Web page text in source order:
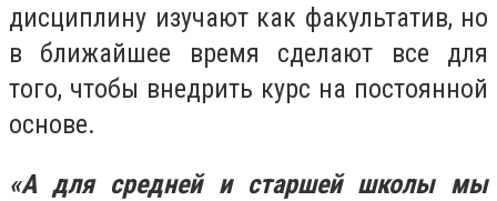
дисциплину изучают как факультатив, но
в ближайшее время сделают все для
того, чтобы внедрить курс на постоянной
основе.
«А для средней и старшей школы мы